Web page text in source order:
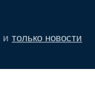
и только новости